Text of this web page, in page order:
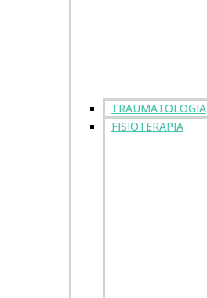
TRAUMATOLOGIA
FISIOTERAPIA